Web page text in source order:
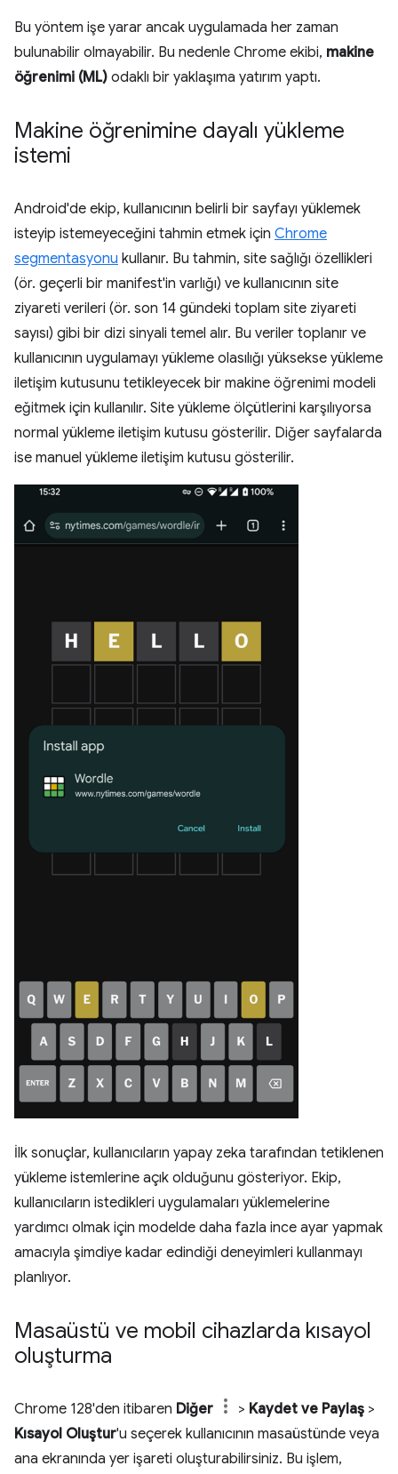
Bu yöntem işe yarar ancak uygulamada her zaman
bulunabilir olmayabilir. Bu nedenle Chrome ekibi, makine
öğrenimi (ML) odaklı bir yaklaşıma yatırım yaptı.
Makine öğrenimine dayalı yükleme
istemi
Android'de ekip, kullanıcının belirli bir sayfayı yüklemek
isteyip istemeyeceğini tahmin etmek için Chrome
segmentasyonu kullanır. Bu tahmin, site sağlığı özellikleri
(ör. geçerli bir manifest'in varlığı) ve kullanıcının site
ziyareti verileri (ör. son 14 gündeki toplam site ziyareti
sayısı) gibi bir dizi sinyali temel alır. Bu veriler toplanır ve
kullanıcının uygulamayı yükleme olasılığı yüksekse yükleme
iletişim kutusunu tetikleyecek bir makine öğrenimi modeli
eğitmek için kullanılır. Site yükleme ölçütlerini karşılıyorsa
normal yükleme iletişim kutusu gösterilir. Diğer sayfalarda
ise manuel yükleme iletişim kutusu gösterilir.
İlk sonuçlar, kullanıcıların yapay zeka tarafından tetiklenen
yükleme istemlerine açık olduğunu gösteriyor. Ekip,
kullanıcıların istedikleri uygulamaları yüklemelerine
yardımcı olmak için modelde daha fazla ince ayar yapmak
amacıyla şimdiye kadar edindiği deneyimleri kullanmayı
planlıyor.
Masaüstü ve mobil cihazlarda kısayol
oluşturma
Chrome 128'den itibaren Diğer > Kaydet ve Paylaş >
Kısayol Oluştur'u seçerek kullanıcının masaüstünde veya
ana ekranında yer işareti oluşturabilirsiniz. Bu işlem,